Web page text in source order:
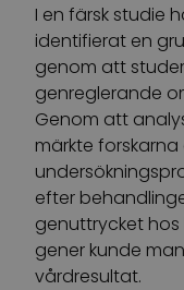
I en färsk studie
identifierat en
genom att
genreglerande
Genom att
märkte
efter
genuttrycket
gener kunde
vårdresultat.